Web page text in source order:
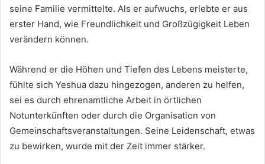
seine Familie vermittelte. Als er aufwuchs, erlebte er aus
erster Hand, wie Freundlichkeit und Großzügigkeit Leben
verändern können.
Während er die Höhen und Tiefen des Lebens meisterte,
fühlte sich Yeshua dazu hingezogen, anderen zu helfen,
sei es durch ehrenamtliche Arbeit in örtlichen
Notunterkünften oder durch die Organisation von
Gemeinschaftsveranstaltungen. Seine Leidenschaft, etwas
zu bewirken, wurde mit der Zeit immer stärker.